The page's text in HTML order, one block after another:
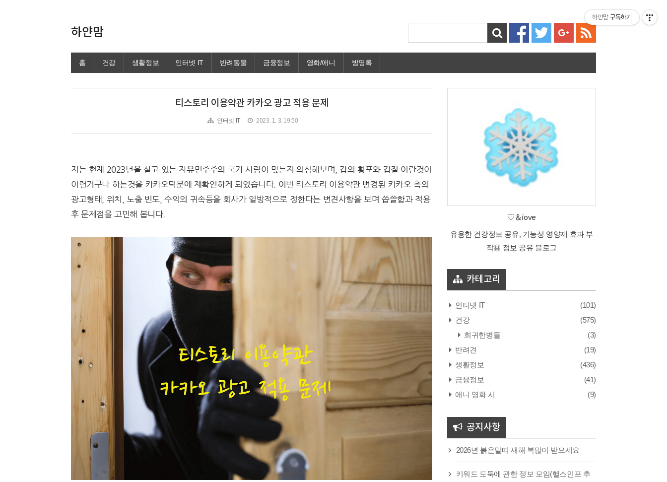
하얀맘
홈 건강 생활정보 인터넷 IT 반려동물 금융정보 영화/애니 방명록
티스토리 이용약관 카카오 광고 적용 문제
인터넷 IT 2023. 1. 3. 19:50
저는 현재 2023년을 살고 있는 자유민주주의 국가 사람이 맞는지 의심해보며, 갑의 횡포와 갑질 이란것이
이런거구나 하는것을 카카오덕분에 재확인하게 되었습니다. 이번 티스토리 이용약관 변경된 카카오 측의
광고형태, 위치, 노출 빈도, 수익의 귀속등을 회사가 일방적으로 정한다는 변견사항을 보며 씁쓸함과 적용
후 문제점을 고민해 봅니다.
♡＆íove
유용한 건강정보 공유, 기능성 영양제 효과 부
작용 정보 공유 블로그
카테고리
인터넷 IT
(101)
건강
(575)
희귀한병들
(3)
반려견
(19)
생활정보
(436)
금융정보
(41)
애니 영화 시
(9)
공지사항
2026년 붉은말띠 새해 복많이 받으세요
키워드 도둑에 관한 정보 모임(헬스인포 추
하얀맘 구독하기